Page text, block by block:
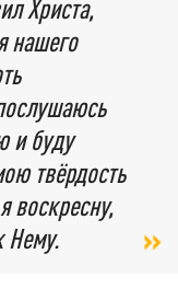
Христа,
нашего
и буду
твёрдость
воскресну,
Нему.